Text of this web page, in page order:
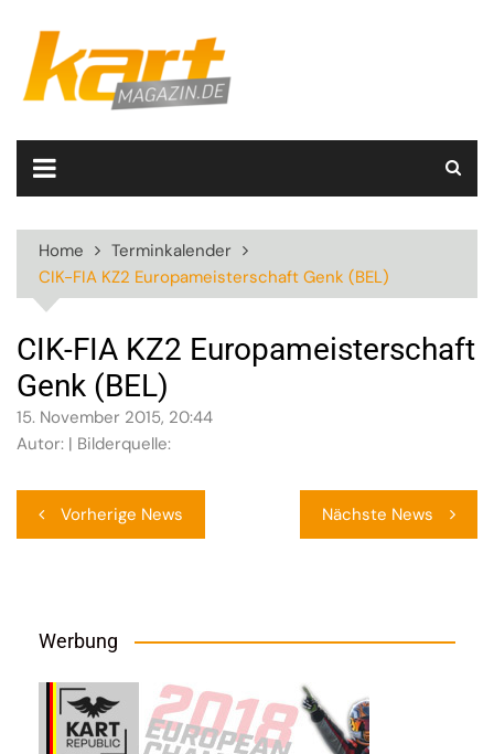
content
Home
Terminkalender
CIK-FIA KZ2 Europameisterschaft Genk (BEL)
CIK-FIA KZ2 Europameisterschaft
Genk (BEL)
15. November 2015, 20:44
Autor: | Bilderquelle:
Vorherige News Nächste News
Werbung